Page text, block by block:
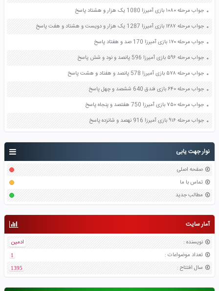
نوار جهت یابی
صفحه اصلی
تماس با ما
مطالب جدید
آمار سایت
نویسنده :
ادمین
تعداد موضواعات :
1
سال افتتاح :
1395
جواب مرحله ۱۰۸۰ بازی آمیرزا 1080 یک هزار و هشتاد پاسخ
جواب مرحله ۱۲۸۷ بازی آمیرزا 1287 یک هزار و دویست و هشتاد و هفت پاسخ
جواب مرحله ۱۷۰ بازی آمیرزا 170 صد و هفتاد پاسخ
جواب مرحله ۵۹۶ بازی آمیرزا 596 پانصد و نود و شش پاسخ
جواب مرحله ۵۷۸ بازی آمیرزا 578 پانصد و هفتاد و هشت پاسخ
جواب مرحله ۶۴۰ بازی فندق 640 ششصد و چهل پاسخ
جواب مرحله ۷۵۰ بازی آمیرزا 750 هفتصد و پنجاه پاسخ
جواب مرحله ۹۱۶ بازی آمیرزا 916 نهصد و شانزده پاسخ